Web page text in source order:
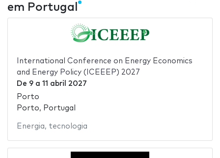
em Portugal
International Conference on Energy Economics
and Energy Policy (ICEEEP) 2027
De 9a 11 abril 2027
Porto
Porto, Portugal
Energia, tecnologia